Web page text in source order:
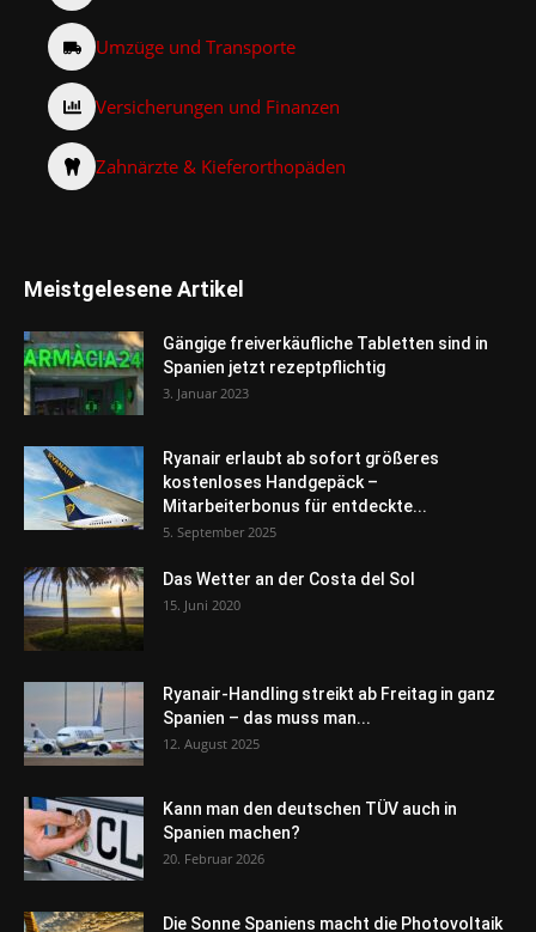
Umzüge und Transporte
Versicherungen und Finanzen
Zahnärzte & Kieferorthopäden
Meistgelesene Artikel
Gängige freiverkäufliche Tabletten sind in
Spanien jetzt rezeptpflichtig
3. Januar 2023
Ryanair erlaubt ab sofort größeres
kostenloses Handgepäck –
Mitarbeiterbonus für entdeckte...
5. September 2025
Das Wetter an der Costa del Sol
15. Juni 2020
Ryanair-Handling streikt ab Freitag in ganz
Spanien – das muss man...
12. August 2025
Kann man den deutschen TÜV auch in
Spanien machen?
20. Februar 2026
Die Sonne Spaniens macht die Photovoltaik